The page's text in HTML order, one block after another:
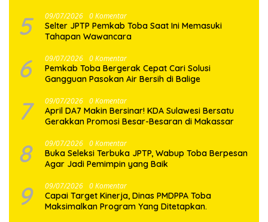
5 09/07/2026 0 Komentar
Selter JPTP Pemkab Toba Saat Ini Memasuki
Tahapan Wawancara
6 09/07/2026 0 Komentar
Pemkab Toba Bergerak Cepat Cari Solusi
Gangguan Pasokan Air Bersih di Balige
7 09/07/2026 0 Komentar
April DA7 Makin Bersinar! KDA Sulawesi Bersatu
Gerakkan Promosi Besar-Besaran di Makassar
8 09/07/2026 0 Komentar
Buka Seleksi Terbuka JPTP, Wabup Toba Berpesan
Agar Jadi Pemimpin yang Baik
9 09/07/2026 0 Komentar
Capai Target Kinerja, Dinas PMDPPA Toba
Maksimalkan Program Yang Ditetapkan.